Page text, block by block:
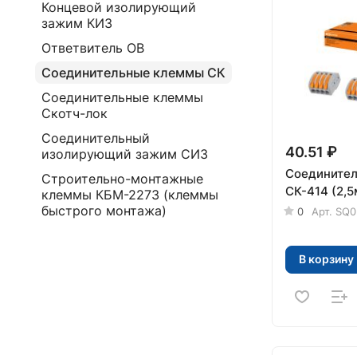
40.51 ₽
СК-414
0 Арт.
В корзину
Концевой изолирующий
зажим КИЗ
Ответвитель ОВ
Соединительные клеммы СК
Соединительные клеммы
Скотч-лок
Соединительный
изолирующий зажим СИЗ
Строительно-монтажные
клеммы КБМ-2273 (клеммы
быстрого монтажа)